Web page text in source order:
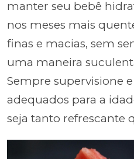
manter seu bebê
nos meses mais
finas e macias, sem
uma maneira
Sempre supervisione
adequados para a
seja tanto refrescante